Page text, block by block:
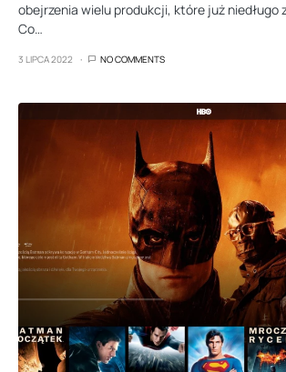
obejrzenia wielu produkcji, które już niedługo
Co…
3 LIPCA 2022 NO COMMENTS